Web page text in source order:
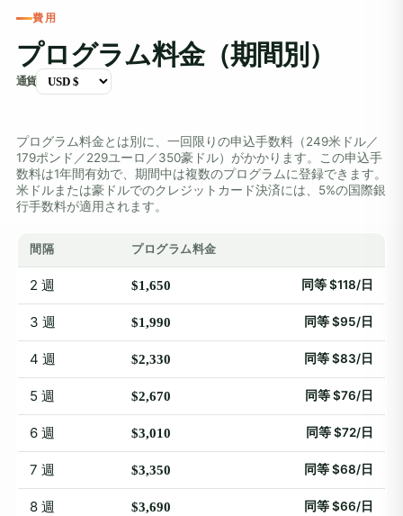
費用
プログラム料金（期間別）
通貨
プログラム料金とは別に、一回限りの申込手数料（249米ドル／
179ポンド／229ユーロ／350豪ドル）がかかります。この申込手
数料は1年間有効で、期間中は複数のプログラムに登録できます。
米ドルまたは豪ドルでのクレジットカード決済には、5%の国際銀
行手数料が適用されます。
間隔 プログラム料金
2 週 $1,650 同等 $118/日
3 週 $1,990 同等 $95/日
4 週 $2,330 同等 $83/日
5 週 $2,670 同等 $76/日
6 週 $3,010 同等 $72/日
7 週 $3,350 同等 $68/日
8 週 $3,690 同等 $66/日